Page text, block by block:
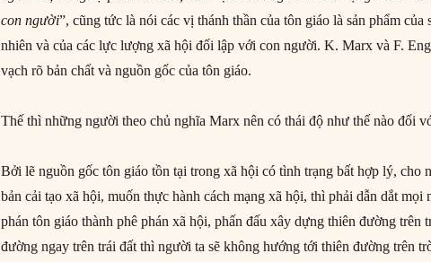
con người”, cũng tức là nói các vị thánh thần của tôn giáo là sản phẩm của
nhiên và của các lực lượng xã hội đối lập với con người. K. Marx và F.
vạch rõ bản chất và nguồn gốc của tôn giáo.
Thế thì những người theo chủ nghĩa Marx nên có thái độ như thế nào đối
Bởi lẽ nguồn gốc tôn giáo tồn tại trong xã hội có tình trạng bất hợp lý, cho
bản cải tạo xã hội, muốn thực hành cách mạng xã hội, thì phải dẫn dắt mọi
phán tôn giáo thành phê phán xã hội, phấn đấu xây dựng thiên đường trên
đường ngay trên trái đất thì người ta sẽ không hướng tới thiên đường trên